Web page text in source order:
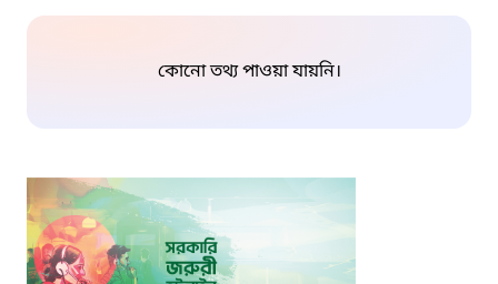
কোনো তথ্য পাওয়া যায়নি।